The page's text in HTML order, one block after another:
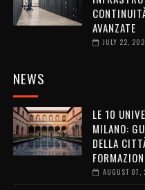
AVANZATE
JULY 22,
NEWS
LE 10
MILANO:
DELLA
AUGUST 07,